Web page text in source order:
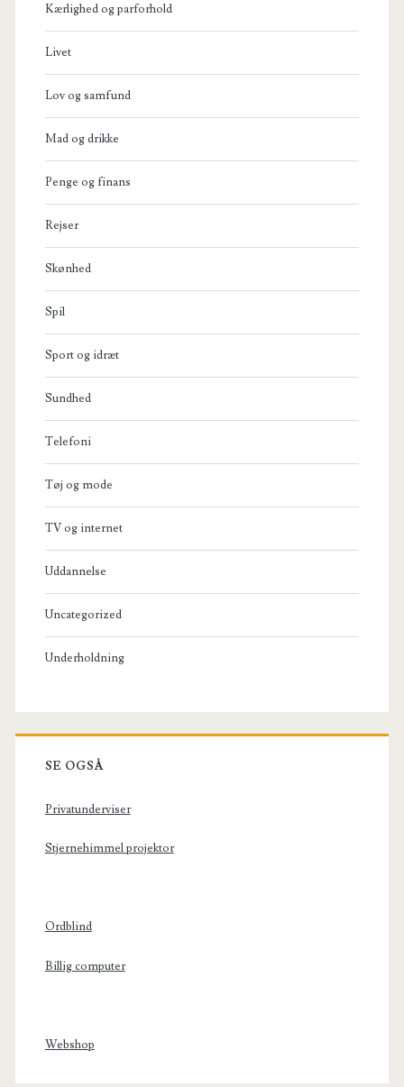
Kærlighed og parforhold
Livet
Lov og samfund
Mad og drikke
Penge og finans
Rejser
Skønhed
Spil
Sport og idræt
Sundhed
Telefoni
Tøj og mode
TV og internet
Uddannelse
Uncategorized
Underholdning
SE OGSÅ
Privatunderviser
Stjernehimmel projektor
Ordblind
Billig computer
Webshop